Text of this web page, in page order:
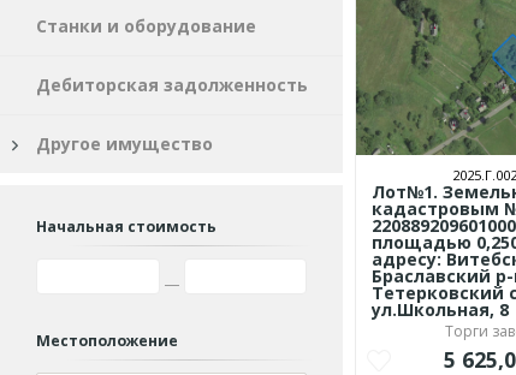
Станки и оборудование
Дебиторская задолженность
Другое имущество
Начальная стоимость
Местоположение
Лот№1.
кадастровым
площадью
адресу:
Браславский р-
Тетерковский
ул.Школьная, 8
Торги
5